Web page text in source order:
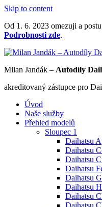
Skip to content
Od 1. 6. 2023 omezuji a
Podrobnosti zde.
Milan Jandák – Autodíly
akreditovaný zástupce pro
Úvod
Naše služby
Přehled modelů
Sloupec 1
Daihatsu
Daihatsu
Daihatsu
Daihatsu
Daihatsu
Daihatsu
Daihatsu
Daihatsu